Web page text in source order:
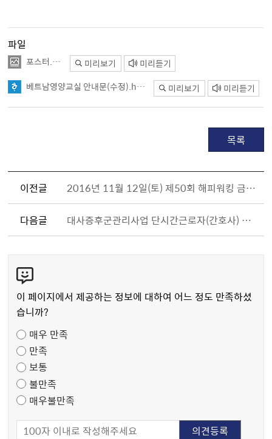
파일
포스터.jpg 미리보기 미리듣기
베트남영양교실 안내문(수정).hwp 미리보기 미리듣기
목록
이전글 2016년 11월 12일(토) 제50회 해피워킹 금천한가족건강걷기대회 알림
다음글 대사증후군관리사업 단시간근로자(간호사) 채용 공고
텐
츠
만
도
조
사
이 페이지에서 제공하는 정보에 대하여 어느 정도 만족하셨
습니까?
매우 만족
만족
보통
불만족
매우불만족